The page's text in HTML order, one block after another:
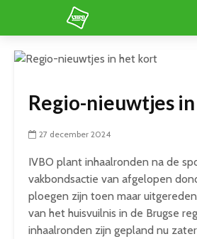
Regio-nieuwtjes
27 december 2024
IVBO plant inhaalronden na de
vakbondsactie van afgelopen
ploegen zijn toen maar
van het huisvuilnis in de Brugse
inhaalronden zijn gepland nu